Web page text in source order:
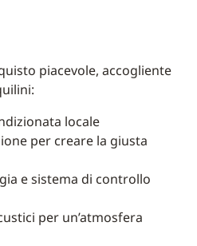
piacevole, accogliente
locale
per creare la giusta
e sistema di controllo
per un’atmosfera